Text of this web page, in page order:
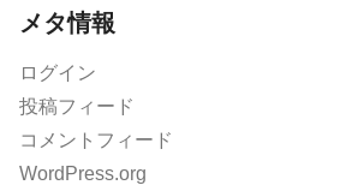
メタ情報
ログイン
投稿フィード
コメントフィード
WordPress.org